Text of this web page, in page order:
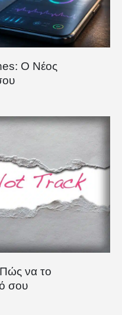
Ο Νέος
να το
σου